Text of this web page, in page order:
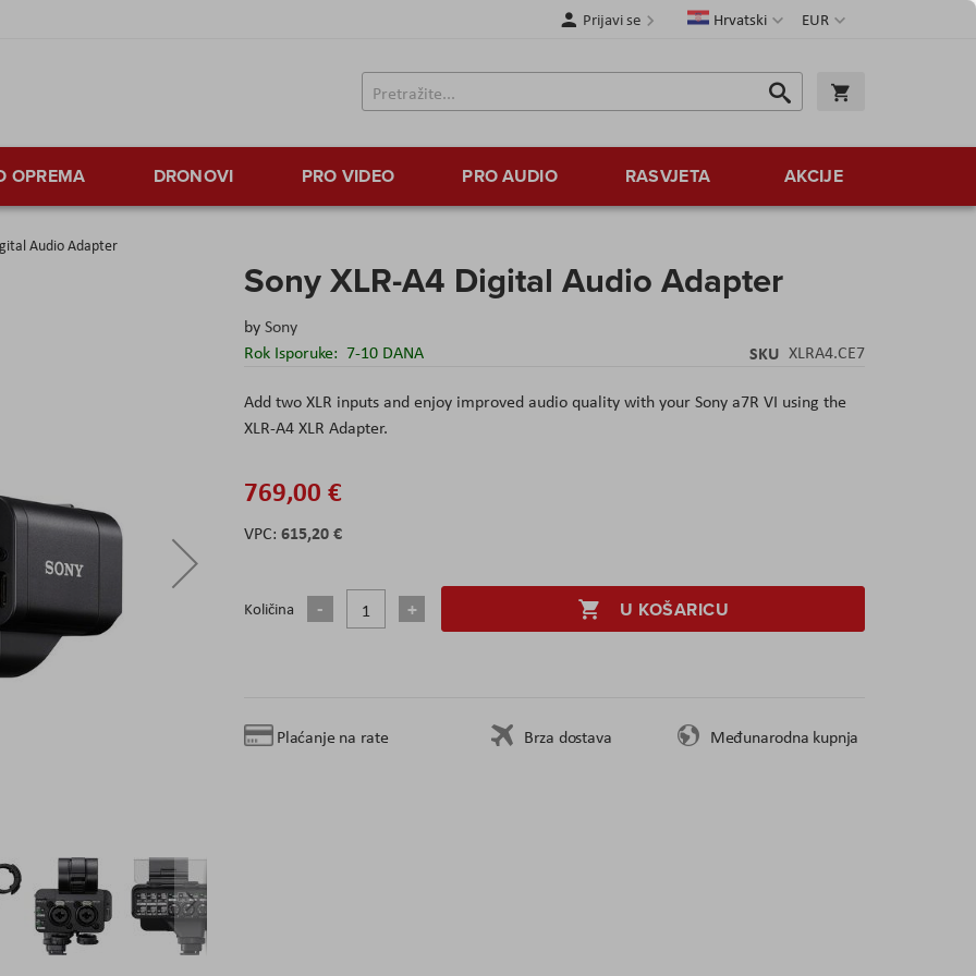
Valuta
EUR
JezikHrvatski
Prijavi se
Traži
Traži
OPREMA DRONOVI PRO VIDEO PRO AUDIO RASVJETA AKCIJE
Audio Adapter
Sony XLR-A4 Digital Audio Adapter
bySony
Rok Isporuke: 7-10 DANA SKU XLRA4.CE7
Add two XLR inputs and enjoy improved audio quality with your Sony a7R VI using the
XLR-A4 XLR Adapter.
769,00 €
615,20 €
Količina U KOŠARICU
Plaćanje na rate Brza dostava Međunarodna kupnja